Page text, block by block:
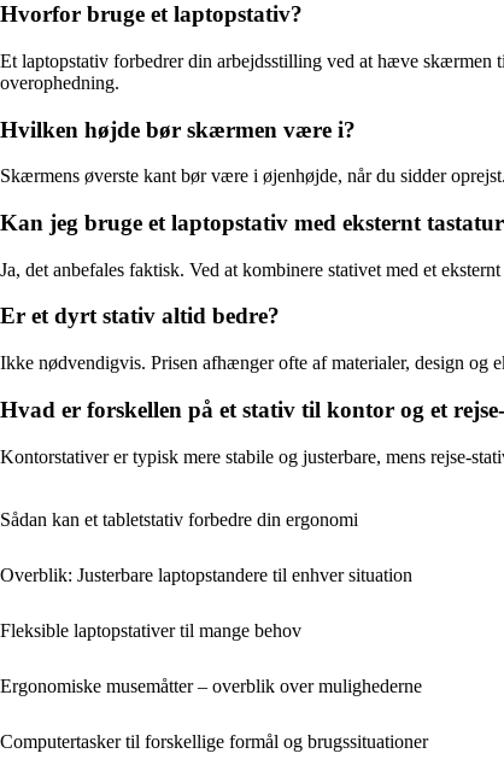
Hvorfor bruge et laptopstativ?
Et laptopstativ forbedrer din arbejdsstilling ved at hæve
overophedning.
Hvilken højde bør skærmen være i?
Skærmens øverste kant bør være i øjenhøjde, når du sidder
Kan jeg bruge et laptopstativ med eksternt
Ja, det anbefales faktisk. Ved at kombinere stativet med et
Er et dyrt stativ altid bedre?
Ikke nødvendigvis. Prisen afhænger ofte af materialer, design
Hvad er forskellen på et stativ til kontor og et
Kontorstativer er typisk mere stabile og justerbare, mens rejse-
Sådan kan et tabletstativ forbedre din ergonomi
Overblik: Justerbare laptopstandere til enhver situation
Fleksible laptopstativer til mange behov
Ergonomiske musemåtter – overblik over mulighederne
Computertasker til forskellige formål og brugssituationer